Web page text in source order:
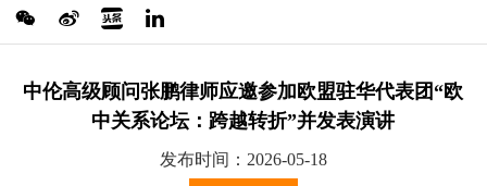
中伦高级顾问张鹏律师应邀参加欧盟驻华代表团“欧
中关系论坛：跨越转折”并发表演讲
发布时间：2026-05-18